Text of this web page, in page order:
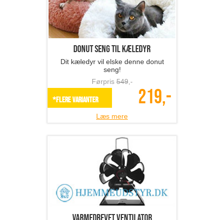
Donut seng til kæledyr
Dit kæledyr vil elske denne donut
seng!
Førpris549,-
*Flere varianter 219,-
Læs mere